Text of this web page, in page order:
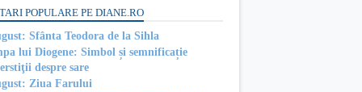
POPULARE PE DIANE.RO
Sfânta Teodora de la Sihla
lui Diogene: Simbol și semnificație
despre sare
Ziua Farului